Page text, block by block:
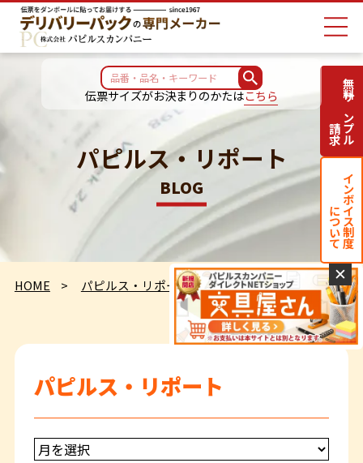
伝票サイズがお決まりのかたはこちら
パピルス・リポート
BLOG
HOME パピルス・リポート 暑いです
パピルス・リポート
無料サンプル
請求
インボイス制度
について
✕